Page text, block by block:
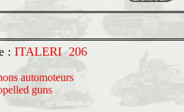
: ITALERI 206
automoteurs
guns